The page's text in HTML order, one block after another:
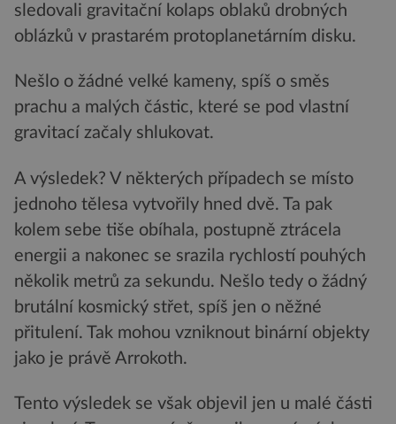
sledovali gravitační kolaps oblaků drobných
oblázků v prastarém protoplanetárním disku.
Nešlo o žádné velké kameny, spíš o směs
prachu a malých částic, které se pod vlastní
gravitací začaly shlukovat.
A výsledek? V některých případech se místo
jednoho tělesa vytvořily hned dvě. Ta pak
kolem sebe tiše obíhala, postupně ztrácela
energii a nakonec se srazila rychlostí pouhých
několik metrů za sekundu. Nešlo tedy o žádný
brutální kosmický střet, spíš jen o něžné
přitulení. Tak mohou vzniknout binární objekty
jako je právě Arrokoth.
Tento výsledek se však objevil jen u malé části